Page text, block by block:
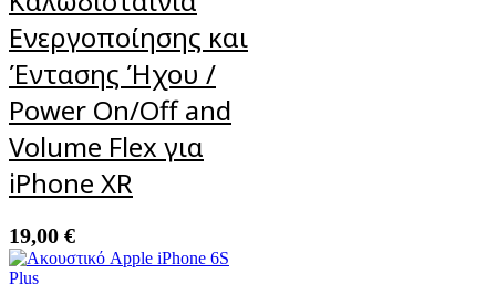
Ενεργοποίησης και
Έντασης Ήχου /
Power On/Off and
Volume Flex για
iPhone XR
19,00 €